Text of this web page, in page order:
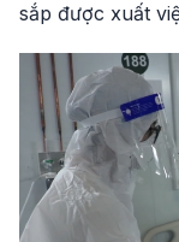
sắp được xuất